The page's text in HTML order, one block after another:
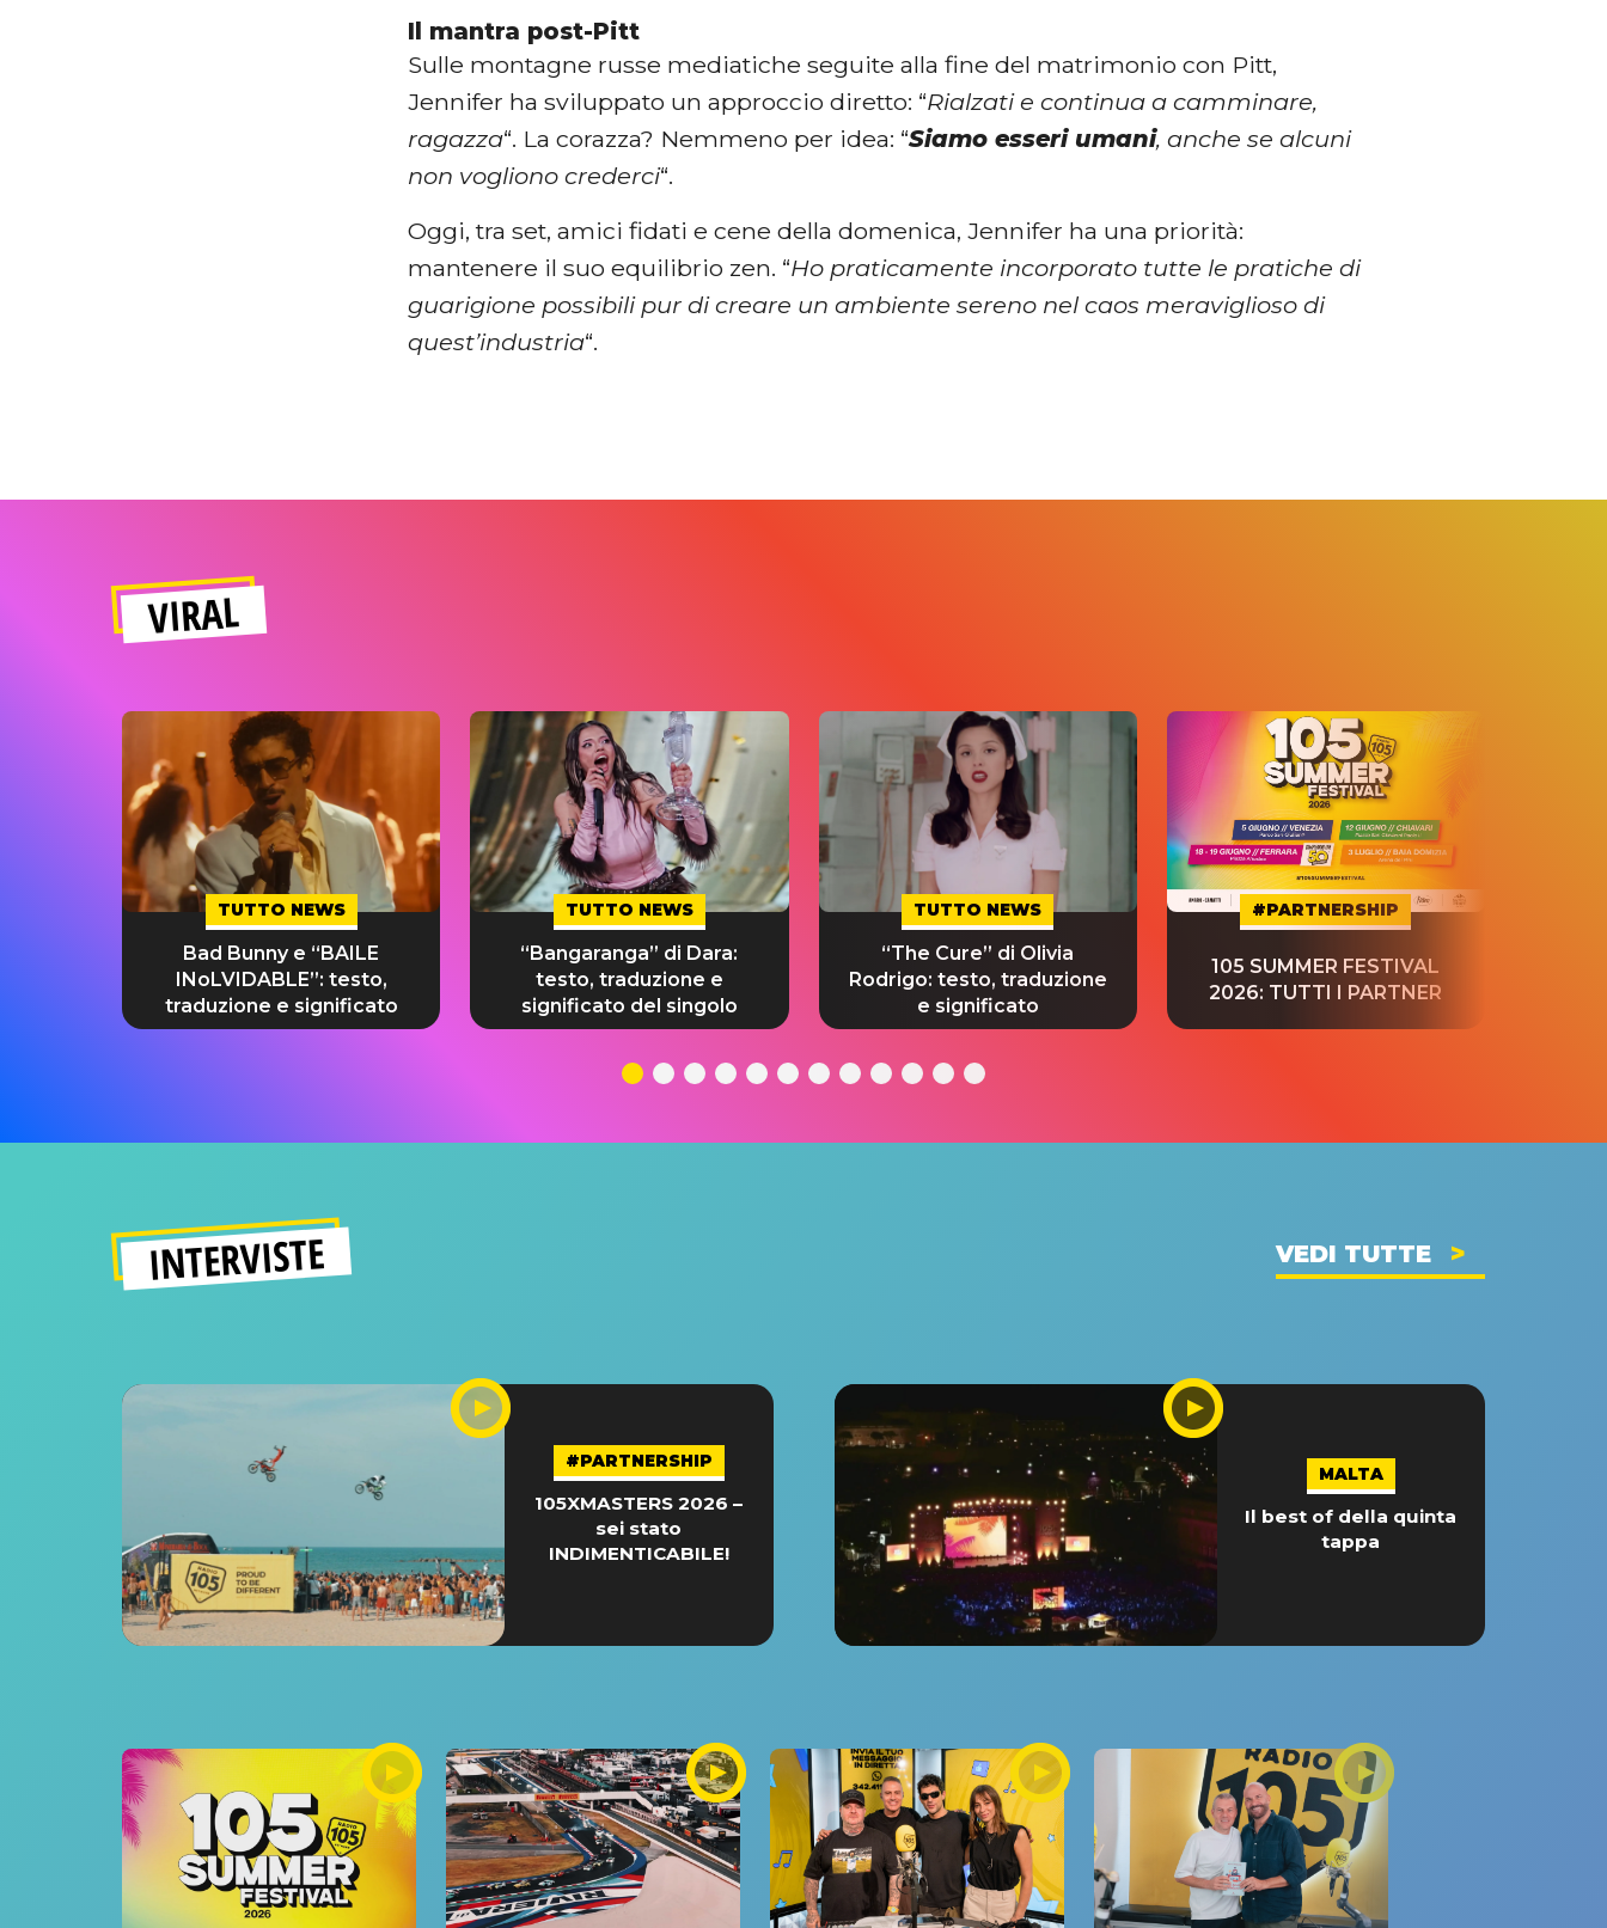
Il mantra post-Pitt
Sulle montagne russe mediatiche seguite alla fine del matrimonio con Pitt,
Jennifer ha sviluppato un approccio diretto: “Rialzati e continua a camminare,
ragazza“. La corazza? Nemmeno per idea: “Siamo esseri umani, anche se alcuni
non vogliono crederci“.
Oggi, tra set, amici fidati e cene della domenica, Jennifer ha una priorità:
mantenere il suo equilibrio zen. “Ho praticamente incorporato tutte le pratiche di
guarigione possibili pur di creare un ambiente sereno nel caos meraviglioso di
quest’industria“.
VIRAL
TUTTO NEWS
Bad Bunny e “BAILE
INoLVIDABLE”: testo,
traduzione e significato
TUTTO NEWS
“Bangaranga” di Dara:
testo, traduzione e
significato del singolo
TUTTO NEWS
“The Cure” di Olivia
Rodrigo: testo, traduzione
e significato
#PARTNERSHIP
105 SUMMER FESTIVAL
2026: TUTTI I PARTNER
INTERVISTE VEDI TUTTE
#PARTNERSHIP
105XMASTERS 2026 –
sei stato
INDIMENTICABILE!
MALTA
Il best of della quinta
tappa